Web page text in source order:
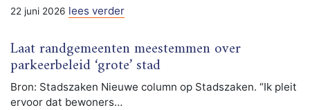
22 juni 2026 lees verder
Laat randgemeenten meestemmen over
parkeerbeleid ‘grote’ stad
Bron: Stadszaken Nieuwe column op Stadszaken. “Ik pleit
ervoor dat bewoners…